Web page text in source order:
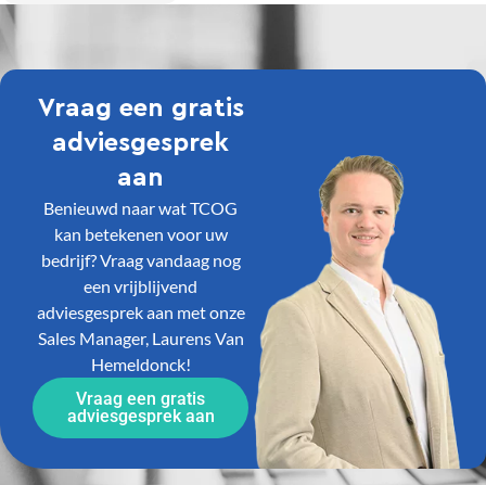
Vraag een gratis
adviesgesprek
aan
Benieuwd naar wat TCOG
kan betekenen voor uw
bedrijf? Vraag vandaag nog
een vrijblijvend
adviesgesprek aan met onze
Sales Manager, Laurens Van
Hemeldonck!
Vraag een gratis
adviesgesprek aan